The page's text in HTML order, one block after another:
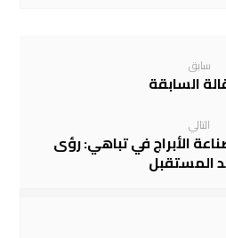
سابق
السابقة
التالي
الأبراج في تباهي: رؤى
المستقبل